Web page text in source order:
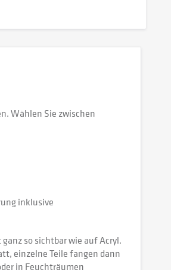
Wählen Sie zwischen
inklusive
so sichtbar wie auf Acryl.
einzelne Teile fangen dann
in Feuchträumen